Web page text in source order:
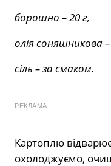
борошно – 20 г,
олія соняшникова
сіль – за смаком.
РЕКЛАМА
Картоплю
охолоджуємо,